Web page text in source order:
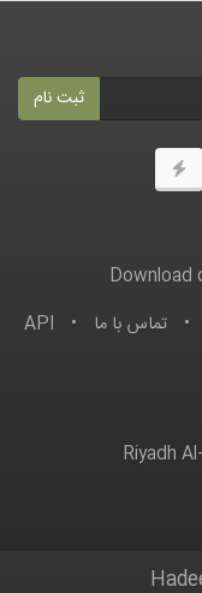
ثبت نام
• تماس با ما •
API
Riyadh